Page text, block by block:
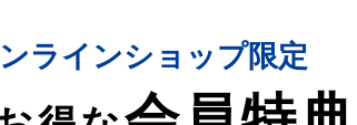
ラインショップ限定